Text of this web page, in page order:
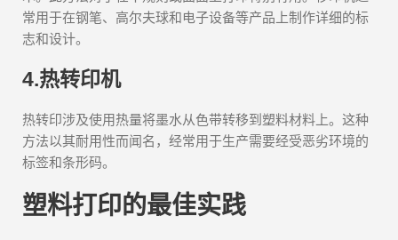
常用于在钢笔、高尔夫球和电子设备等产品上制作详细的标
志和设计。
4.热转印机
热转印涉及使用热量将墨水从色带转移到塑料材料上。这种
方法以其耐用性而闻名，经常用于生产需要经受恶劣环境的
标签和条形码。
塑料打印的最佳实践